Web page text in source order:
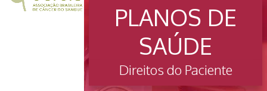
PLANOS DE
SAÚDE
Direitos do Paciente